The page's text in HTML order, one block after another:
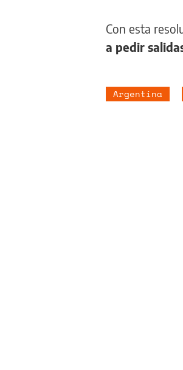
Con esta
a pedir
Argentina